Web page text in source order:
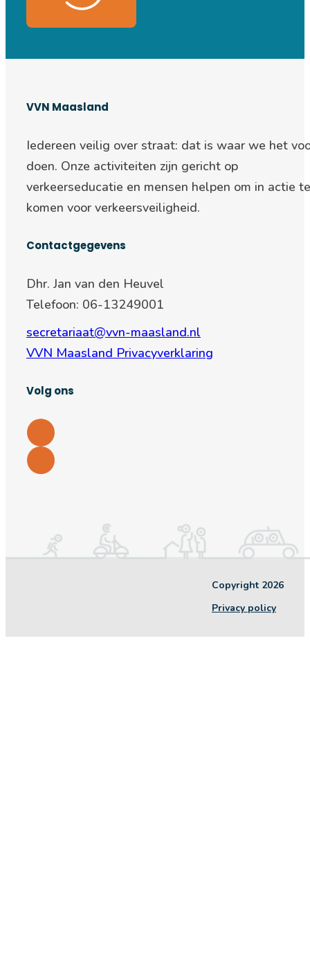
VVN Maasland
Iedereen veilig over straat: dat is waar we het
doen. Onze activiteiten zijn gericht op
verkeerseducatie en mensen helpen om in actie te
komen voor verkeersveiligheid.
Contactgegevens
Dhr. Jan van den Heuvel
Telefoon: 06-13249001
secretariaat@vvn-maasland.nl
VVN Maasland Privacyverklaring
Volg ons
Copyright 2026
Privacy policy